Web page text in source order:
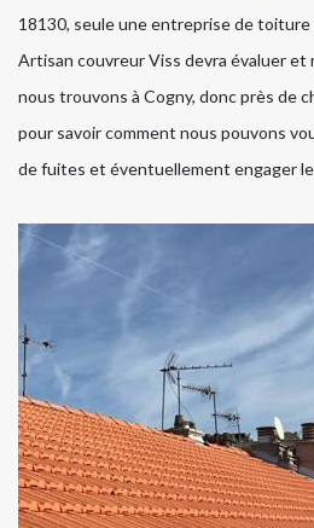
18130, seule une entreprise de
Artisan couvreur Viss devra évaluer
nous trouvons à Cogny, donc près de
pour savoir comment nous pouvons
de fuites et éventuellement engager